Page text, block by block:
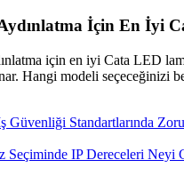
İçin En İyi
için en iyi Cata LED
Hangi modeli seçeceğinizi
Güvenliği Standartlarında
Seçiminde IP Dereceleri Neyi